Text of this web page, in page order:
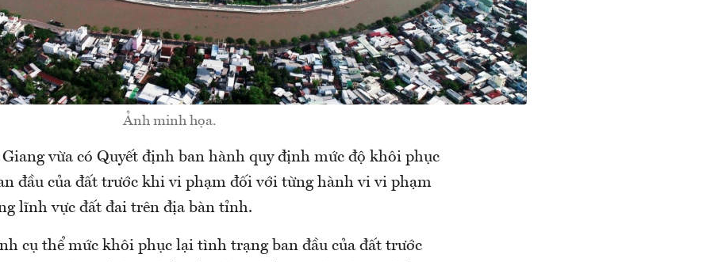
Ảnh minh họa.
vừa có Quyết định ban hành quy định mức độ khôi phục
đầu của đất trước khi vi phạm đối với từng hành vi vi phạm
lĩnh vực đất đai trên địa bàn tỉnh.
cụ thể mức khôi phục lại tình trạng ban đầu của đất trước